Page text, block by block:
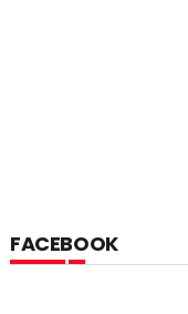
FACEBOOK